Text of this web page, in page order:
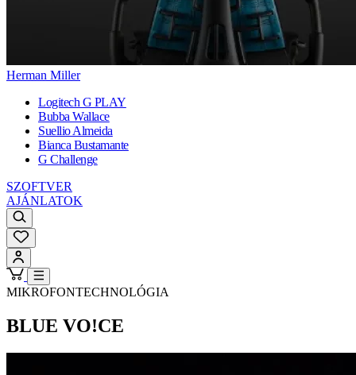
Herman Miller
Logitech G PLAY
Bubba Wallace
Suellio Almeida
Bianca Bustamante
G Challenge
SZOFTVER
AJÁNLATOK
MIKROFONTECHNOLÓGIA
BLUE VO!CE